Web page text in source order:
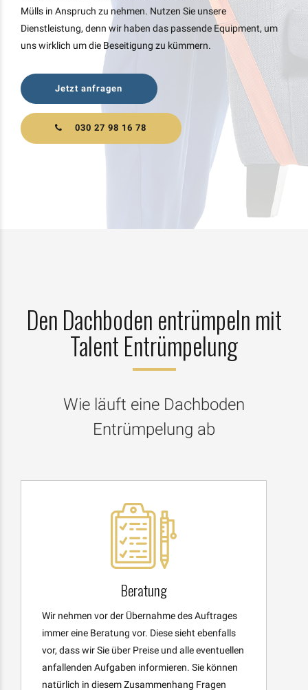
Mülls in Anspruch zu nehmen. Nutzen Sie unsere
Dienstleistung, denn wir haben das passende Equipment, um
uns wirklich um die Beseitigung zu kümmern.
Jetzt anfragen
030 27 98 16 78
Den Dachboden entrümpeln mit
Talent Entrümpelung
Wie läuft eine Dachboden
Entrümpelung ab
Beratung
Wir nehmen vor der Übernahme des Auftrages
immer eine Beratung vor. Diese sieht ebenfalls
vor, dass wir Sie über Preise und alle eventuellen
anfallenden Aufgaben informieren. Sie können
natürlich in diesem Zusammenhang Fragen